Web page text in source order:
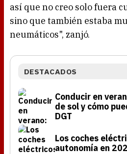
así que no creo solo fuera
sino que también estaba
neumáticos", zanjó.
DESTACADOS
Conducir en
de sol y cómo
DGT
Los coches
autonomía en